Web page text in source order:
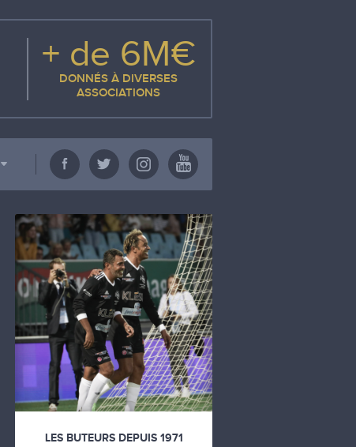
+ de 6M€
DONNÉS À DIVERSES
ASSOCIATIONS
LES BUTEURS DEPUIS 1971